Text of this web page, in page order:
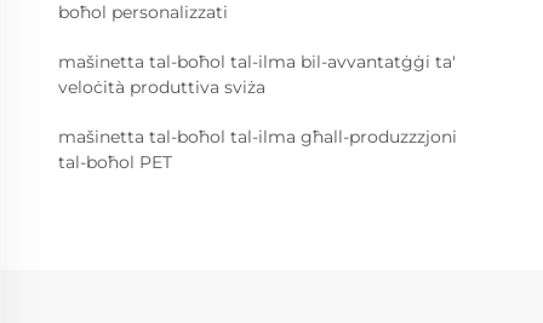
boħol personalizzati
mašinetta tal-boħol tal-ilma bil-avvantatġġi ta'
veloċità produttiva sviża
mašinetta tal-boħol tal-ilma għall-produzzzjoni
tal-boħol PET